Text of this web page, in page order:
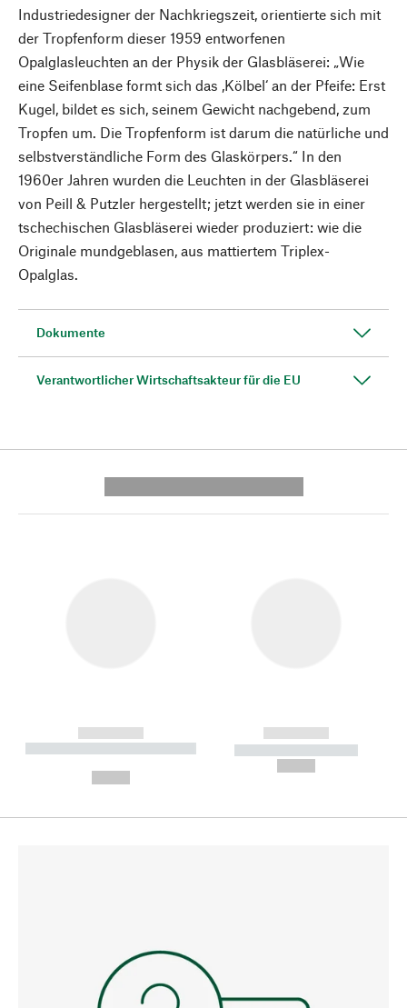
Industriedesigner der Nachkriegszeit, orientierte sich mit
der Tropfenform dieser 1959 entworfenen
Opalglasleuchten an der Physik der Glasbläserei: „Wie
eine Seifenblase formt sich das ,Kölbel‘ an der Pfeife: Erst
Kugel, bildet es sich, seinem Gewicht nachgebend, zum
Tropfen um. Die Tropfenform ist darum die natürliche und
selbstverständliche Form des Glaskörpers.“ In den
1960er Jahren wurden die Leuchten in der Glasbläserei
von Peill & Putzler hergestellt; jetzt werden sie in einer
tschechischen Glasbläserei wieder produziert: wie die
Originale mundgeblasen, aus mattiertem Triplex-
Opalglas.
Dokumente
Verantwortlicher Wirtschaftsakteur für die EU
------------
----------- ----------- --------
------------
----------- -----------